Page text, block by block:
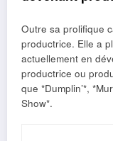
Outre sa prolifique
productrice. Elle a
actuellement en
productrice ou
que *Dumplin’*,
Show*.